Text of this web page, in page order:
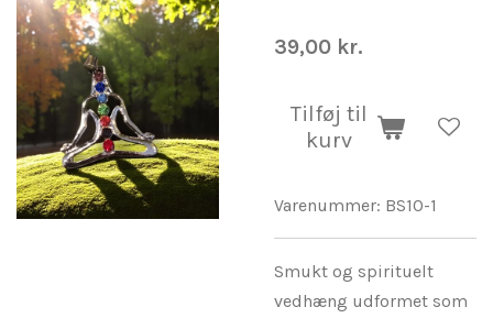
39,00 kr.
Tilføj til
kurv
Varenummer: BS10-1
Smukt og spirituelt
vedhæng udformet som